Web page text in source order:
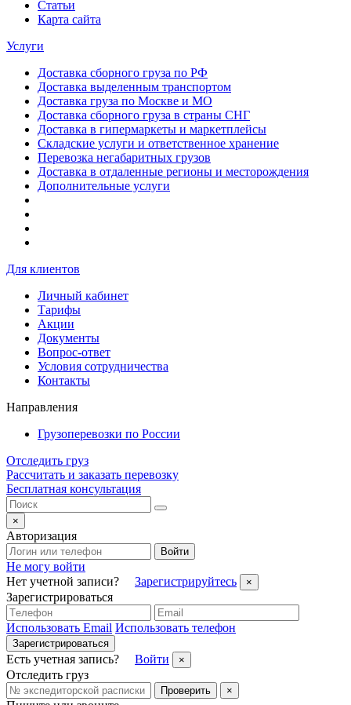
Статьи
Карта сайта
Услуги
Доставка сборного груза по РФ
Доставка выделенным транспортом
Доставка груза по Москве и МО
Доставка сборного груза в страны СНГ
Доставка в гипермаркеты и маркетплейсы
Складские услуги и ответственное хранение
Перевозка негабаритных грузов
Доставка в отдаленные регионы и месторождения
Дополнительные услуги
Для клиентов
Личный кабинет
Тарифы
Акции
Документы
Вопрос-ответ
Условия сотрудничества
Контакты
Направления
Грузоперевозки по России
Отследить груз
Рассчитать и заказать перевозку
Бесплатная консультация
×
Авторизация
Войти
Не могу войти
Нет учетной записи?
Зарегистрируйтесь ×
Зарегистрироваться
Использовать Email Использовать телефон
Зарегистрироваться
Есть учетная запись? Войти ×
Отследить груз
Проверить ×